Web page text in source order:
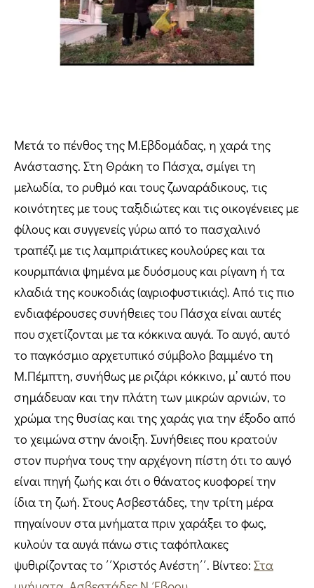
Μετά το πένθος της Μ.Εβδομάδας, η χαρά της
Ανάστασης. Στη Θράκη το Πάσχα, σμίγει τη
μελωδία, το ρυθμό και τους ζωναράδικους, τις
κοινότητες με τους ταξιδιώτες και τις οικογένειες με
φίλους και συγγενείς γύρω από το πασχαλινό
τραπέζι με τις λαμπριάτικες κουλούρες και τα
κουρμπάνια ψημένα με δυόσμους και ρίγανη ή τα
κλαδιά της κουκοδιάς (αγριοφυστικιάς). Από τις πιο
ενδιαφέρουσες συνήθειες του Πάσχα είναι αυτές
που σχετίζονται με τα κόκκινα αυγά. Το αυγό, αυτό
το παγκόσμιο αρχετυπικό σύμβολο βαμμένο τη
Μ.Πέμπτη, συνήθως με ριζάρι κόκκινο, μ’ αυτό που
σημάδευαν και την πλάτη των μικρών αρνιών, το
χρώμα της θυσίας και της χαράς για την έξοδο από
το χειμώνα στην άνοιξη. Συνήθειες που κρατούν
στον πυρήνα τους την αρχέγονη πίστη ότι το αυγό
είναι πηγή ζωής και ότι ο θάνατος κυοφορεί την
ίδια τη ζωή. Στους Ασβεστάδες, την τρίτη μέρα
πηγαίνουν στα μνήματα πριν χαράξει το φως,
κυλούν τα αυγά πάνω στις ταφόπλακες
ψυθιρίζοντας το ΄΄Χριστός Ανέστη΄΄. Βίντεο: Στα